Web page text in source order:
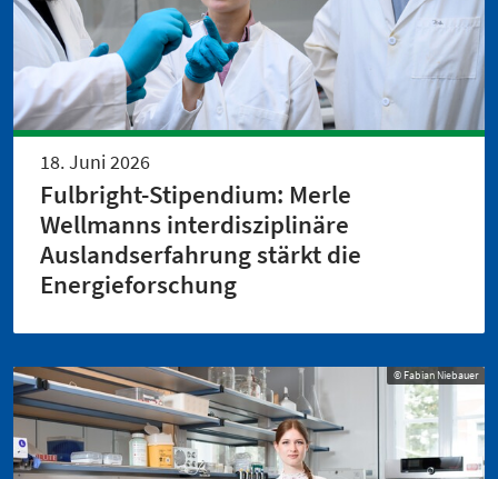
18. Juni 2026
Fulbright-Stipendium: Merle
Wellmanns interdisziplinäre
Auslandserfahrung stärkt die
Energieforschung
© Fabian Niebauer